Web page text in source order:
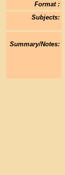
Format :
Subjects:
Summary/Notes: